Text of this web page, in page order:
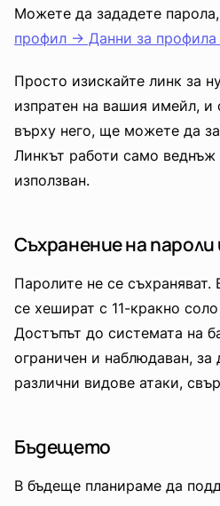
Можете да зададете
профил -> Данни за
Просто изискайте линк за
изпратен на вашия имейл, и
върху него, ще можете да
Линкът работи само веднъж
използван.
Съхранение на
Паролите не се
се хешират с 11-кракно
Достъпът до системата на
ограничен и наблюдаван, за
различни видове атаки,
Бъдещето
В бъдеще планираме да